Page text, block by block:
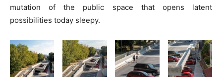
mutation of the public space that opens latent
possibilities today sleepy.